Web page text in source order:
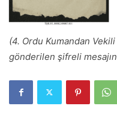
(4. Ordu Kumandan
gönderilen şifreli